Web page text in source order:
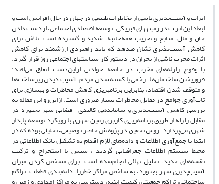
اثرات و آسیب‌پذیری ناشی از مخاطرات طبیعی در جهان در حال افزایش است و
ابعاد این اثرات در زمینه­های فیزیکی، توسعه اقتصادی اجتماعی، از دست دادن
جان و مال، منابع و تخریب همه‌جانبه، شدید و گسترده است. تلاش برای
کاهش آسیب‌پذیری نشان می­دهد که باید راهبردی ارزشمند برای کاهش
اثرات مخرب ناشی از بحران در دستور کار سیاست­های اجتماعی روز قرار گیرد.
با وقوع زلزله‌های مخرب در جامعه حوادثی ازاین‌دست اتفاق می‌افتد:
فروریختن ساختمان‌ها، زخمی یا کشته شدن مردم، آسیب دیدن زیرساخت‌ها
و متوقف شدن اقتصاد، بنابراین برنامه­ریزی کاهش مخاطرات و بهسازی برای
تاب‌آوری جوامع در مقابل مخاطرات بسیار ضروری است. ازاین‌رو این مقاله به
بررسی کاهش آسیب‌پذیری و ساماندهی کالبدی – فضایی شهر بجنورد در
مقابل زلزله از طریق برنامه‌ریزی کاربری زمین شهری با رویکرد توسعه پایدار
شهری می‌پردازد. روس تحقیق در پژوهش حاضر توصیفی – تحلیلی بوده که در
ابتدا با جمع‌آوری اطلاعات و داده‌های لازم اقدام به تشکیل بانک اطلاعاتی در
محیط سیستم اطلاعات جغرافیایی گردید ، سپس با استخراج و ترکیب
نقشه‌های جدید، تحلیل نهائی انجام‌شده است. برای مشخص کردن میزان
آسیب‌پذیری شهر بجنورد، به شاخص مراکز خطرزا، دانه‌بندی قطعات، تراکم